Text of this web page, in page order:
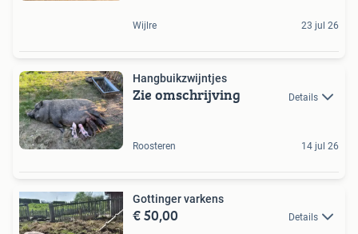
Wijlre 23 jul 26
Hangbuikzwijntjes
Zie omschrijving Details
Roosteren 14 jul 26
Gottinger varkens
€ 50,00 Details